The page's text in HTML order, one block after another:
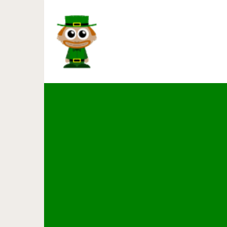
15 случаев, когда